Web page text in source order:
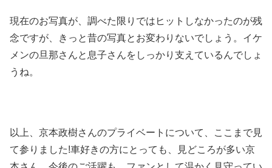
現在のお写真が、調べた限りではヒットしなかったのが残
念ですが、きっと昔の写真とお変わりないでしょう。イケ
メンの旦那さんと息子さんをしっかり支えているんでしょ
うね。
以上、京本政樹さんのプライベートについて、ここまで見
て参りました!車好きの方にとっても、見どころが多い京